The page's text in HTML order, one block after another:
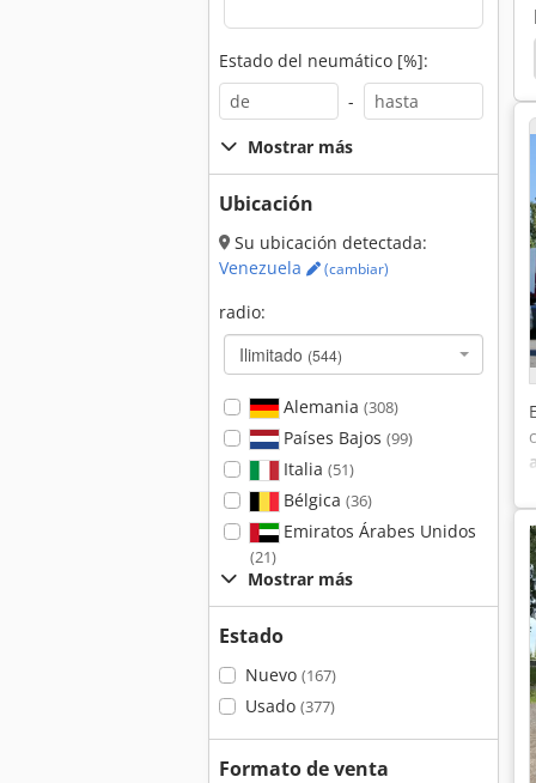
Estado del neumático [%]:
-
Mostrar más
Ubicación
Su ubicación detectada:
Venezuela
(cambiar)
radio:
Ilimitado (544)
Alemania (308)
Países Bajos (99)
Italia (51)
Bélgica (36)
Emiratos Árabes Unidos
(21)
Mostrar más
Estado
Nuevo (167)
Usado (377)
Formato de venta
Volvo 5350 Volvo 4300